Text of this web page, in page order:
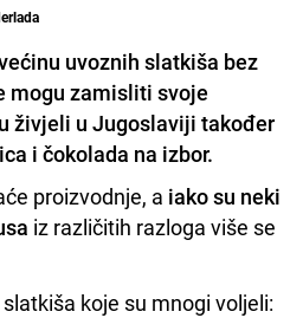
uvoznih slatkiša bez
mogu zamisliti svoje
živjeli u Jugoslaviji također
i čokolada na izbor.
proizvodnje, a iako su neki
iz različitih razloga više se
koje su mnogi voljeli: